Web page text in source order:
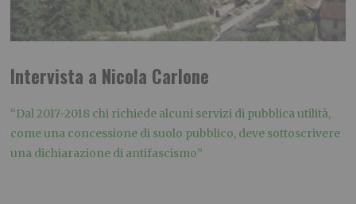
Intervista a Nicola Carlone
“Dal 2017-2018 chi richiede alcuni servizi di pubblica utilità,
come una concessione di suolo pubblico, deve sottoscrivere
una dichiarazione di antifascismo”